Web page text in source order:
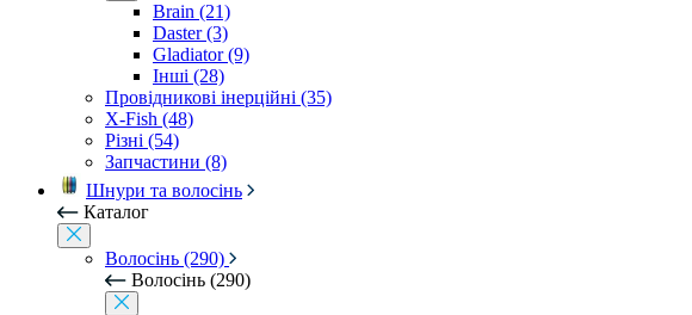
Brain (21)
Daster (3)
Gladiator (9)
Інші (28)
Провідникові інерційні (35)
X-Fish (48)
Різні (54)
Запчастини (8)
Шнури та волосінь
Каталог
Волосінь (290)
Волосінь (290)